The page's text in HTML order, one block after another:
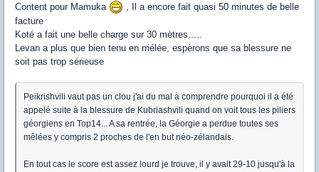
Content pour Mamuka
, Il a encore fait quasi 50 minutes de belle
facture
Koté a fait une belle charge sur 30 mètres.....
Levan a plus que bien tenu en mélée, espèrons que sa blessure ne
soit pas trop sérieuse
Peikrishvili vaut pas un clou j'ai du mal à comprendre pourquoi il a été
appelé suite à la blessure de Kubriashvili quand on voit tous les piliers
géorgiens en Top14... A sa rentrée, la Géorgie a perdue toutes ses
mêlées y compris 2 proches de l'en but néo-zélandais.
En tout cas le score est assez lourd je trouve, il y avait 29-10 jusqu'à la